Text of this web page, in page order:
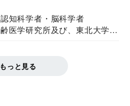
知科学者・脳科学者
医学研究所及び、東北大学大
もっと見る